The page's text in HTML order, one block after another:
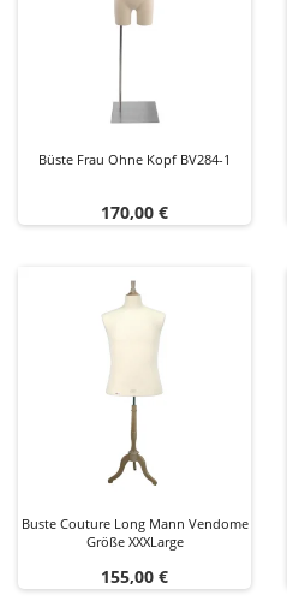
Büste Frau Ohne Kopf BV284-1
Preis
170,00 €
Buste Couture Long Mann Vendome
Größe XXXLarge
Preis
155,00 €